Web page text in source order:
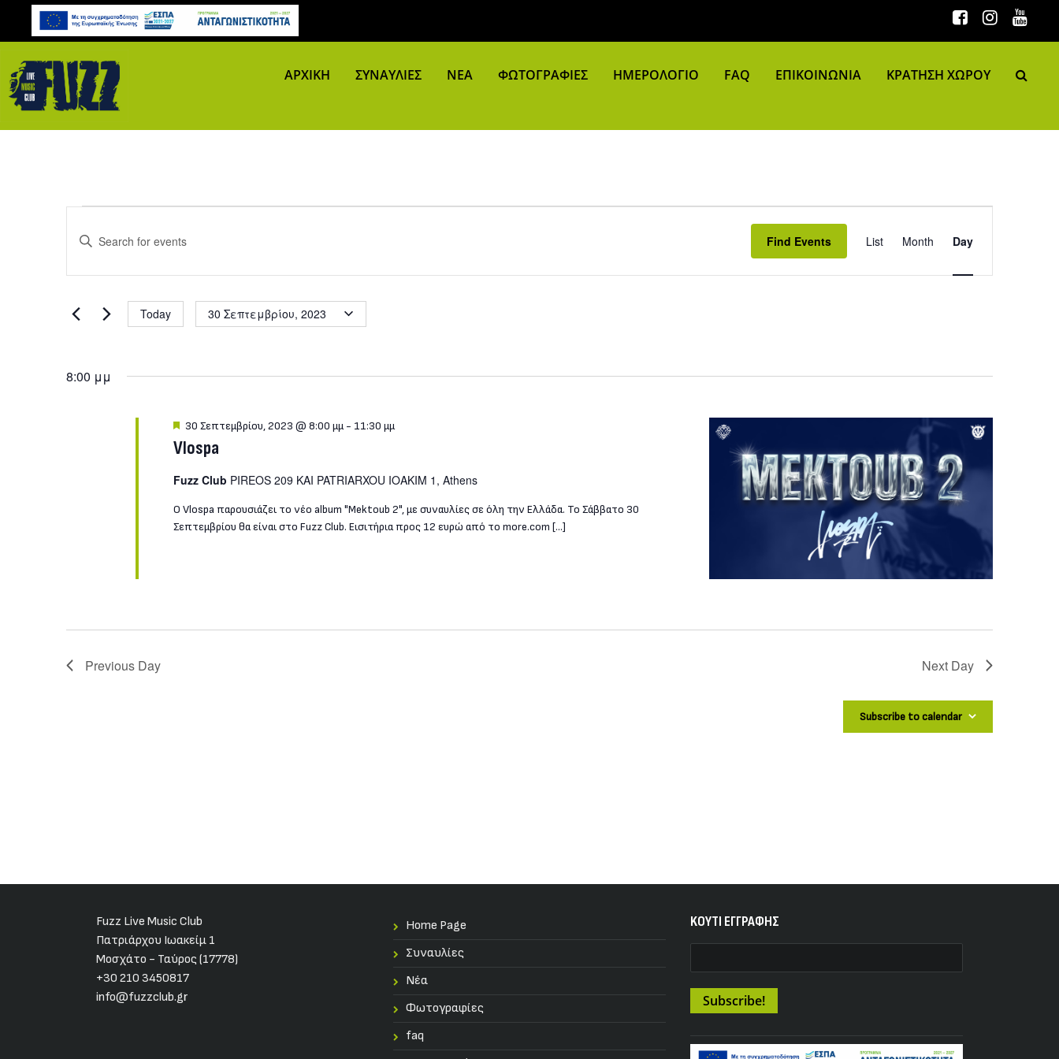
ΑΡΧΙΚΗ ΣΥΝΑΥΛΙΕΣ ΝΕΑ ΦΩΤΟΓΡΑΦΙΕΣ ΗΜΕΡΟΛΟΓΙΟ FAQ ΕΠΙΚΟΙΝΩΝΙΑ ΚΡΑΤΗΣΗ ΧΩΡΟΥ
Events
for
30
Σεπτεμβρίου,
Events Search and Views Navigation
Keyword.
by
Find Events List Month Day
Today 30 Σεπτεμβρίου, 2023
8:00 μμ
Vlospa
Featured
30 Σεπτεμβρίου, 2023 @ 8:00 μμ- 11:30 μμ
Fuzz Club PIREOS 209 KAI PATRIARXOU IOAKIM 1, Athens
Ο Vlospa παρουσιάζει το νέο album "Mektoub 2", με συναυλίες σε όλη την Ελλάδα. To Σάββατο 30
Σεπτεμβρίου θα είναι στο Fuzz Club. Eισιτήρια προς 12 ευρώ από το more.com […]
Previous Day Next Day
Subscribe to calendar
Fuzz Live Music Club
Πατριάρχου Ιωακείμ 1
Μοσχάτο - Ταύρος (17778)
+30 210 3450817
info@fuzzclub.gr
Home Page
Συναυλίες
Nέα
Φωτογραφίες
faq
KOYTI ΕΓΓΡΑΦΗΣ